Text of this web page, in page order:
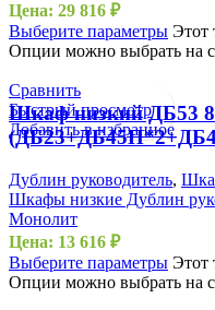
Цена: 29 816 ₽
Выберите параметры Этот
Опции можно выбрать на
Сравнить
Быстрый просмотр
Добавить в избранное
Шкаф низкий ДБ53
Дублин руководитель,
Шкафы низкие Дублин
Монолит
Цена: 13 616 ₽
Выберите параметры Этот
Опции можно выбрать на